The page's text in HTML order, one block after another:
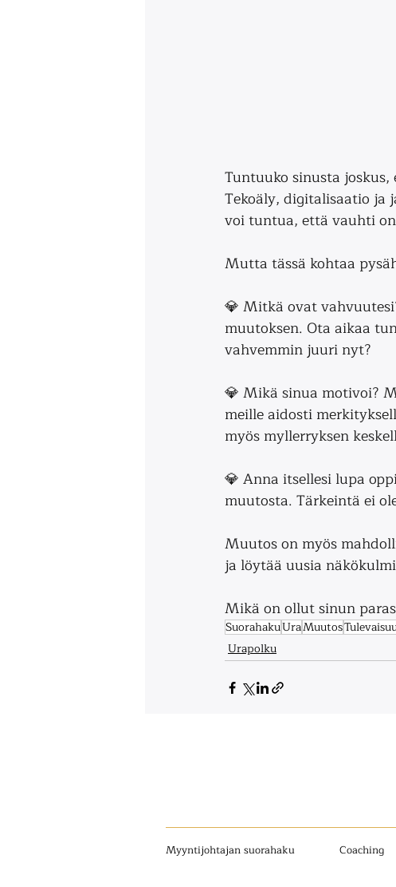
Tuntuuko sinusta
Tekoäly, digitalisaatio ja
voi tuntua, että vauhti
Mutta tässä kohtaa
💎 Mitkä ovat
muutoksen. Ota aikaa
vahvemmin juuri nyt?
💎 Mikä sinua motivoi?
meille aidosti
myös myllerryksen
💎 Anna itsellesi lupa
muutosta. Tärkeintä ei
Muutos on myös
ja löytää uusia
Mikä on ollut sinun
SuorahakuUraMuutos
Urapolku
Myyntijohtajan suorahaku Coaching